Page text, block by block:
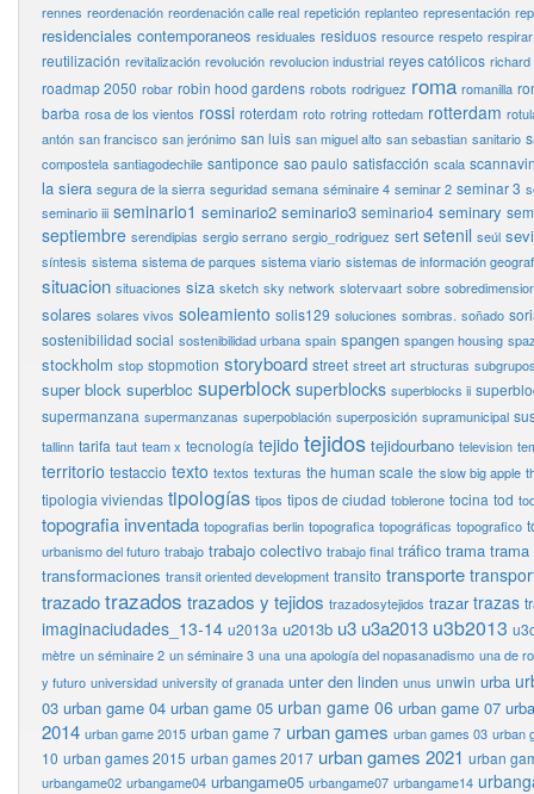
rennes reordenación reordenación calle real repetición replanteo representación
residenciales contemporaneos residuales residuos resource respeto respirar
reutilización revitalización revolución revolucion industrial reyes católicos
roadmap 2050 robar robin hood gardens robots rodriguez roma romanilla
barba rosa de los vientos rossi roterdam roto rotring rottedam rotterdam
antón san francisco san jerónimo san luis san miguel alto san sebastian sanitario
compostela santiagodechile santiponce sao paulo satisfacción scala
la siera segura de la sierra seguridad semana séminaire 4 seminar 2 seminar 3
seminario iii seminario1 seminario2 seminario3 seminario4 seminary
septiembre serendipias sergio serrano sergio_rodriguez sert setenil seúl
síntesis sistema sistema de parques sistema viario sistemas de información
situacion situaciones siza sketch sky network slotervaart sobre
solares solares vivos soleamiento solis129 soluciones sombras. soñado
sostenibilidad social sostenibilidad urbana spain spangen spangen housing
stockholm stop stopmotion storyboard street street art structuras
super block superbloc superblock superblocks superblocks ii
supermanzana supermanzanas superpoblación superposición supramunicipal
tallinn tarifa taut team x tecnología tejido tejidos tejidourbano television
territorio testaccio texto textos texturas the human scale the slow big apple
tipologia viviendas tipologías tipos tipos de ciudad toblerone tocina tod
topografia inventada topografias berlin topografica topográficas topografico
urbanismo del futuro trabajo trabajo colectivo trabajo final tráfico trama trama
transformaciones transit oriented development transito transporte
trazadotrazados trazados y tejidos trazadosytejidos trazar trazas
imaginaciudades_13-14 u2013a u2013b u3 u3a2013 u3b2013
mètre un séminaire 2 un séminaire 3 una una apología del nopasanadismo una de
y futuro universidad university of granada unter den linden unus unwin urba
03 urban game 04 urban game 05 urban game 06 urban game 07
2014 urban game 2015 urban game 7 urban games urban games 03 urban
10 urban games 2015 urban games 2017 urban games 2021 urban
urbangame02 urbangame04 urbangame05 urbangame07 urbangame14